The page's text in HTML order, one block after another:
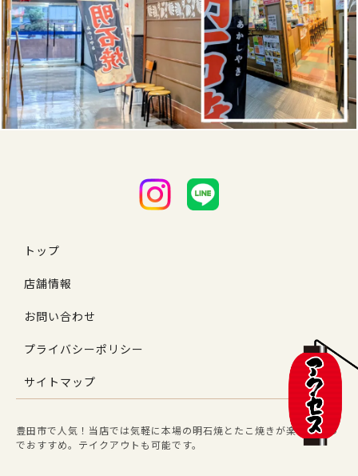
トップ
店舗情報
お問い合わせ
プライバシーポリシー
サイトマップ
豊田市で人気！当店では気軽に本場の明石焼とたこ焼きが楽しめるの
でおすすめ。テイクアウトも可能です。